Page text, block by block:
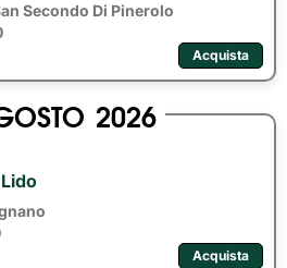
Secondo Di Pinerolo
Acquista
2026
Acquista